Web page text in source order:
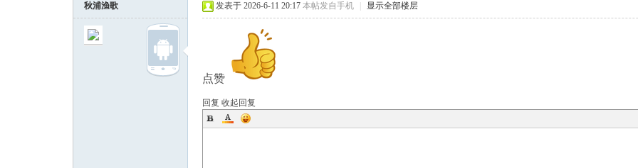
秋浦渔歌 发表于 2026-6-11 20:17 本帖发自手机 显示全部楼层
点赞
回复 收起回复